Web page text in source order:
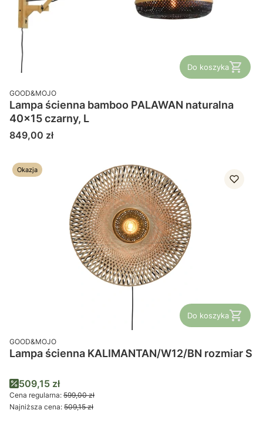
Do koszyka
PRODUCENT
GOOD&MOJO
Lampa ścienna bamboo PALAWAN naturalna
40x15 czarny, L
Cena
849,00 zł
Okazja
Do koszyka
PRODUCENT
GOOD&MOJO
Lampa ścienna KALIMANTAN/W12/BN rozmiar S
Cena promocyjna
509,15 zł
Cena regularna: 599,00 zł
Najniższa cena: 509,15 zł